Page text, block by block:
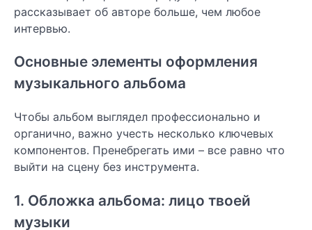
рассказывает об авторе больше, чем любое
интервью.
Основные элементы оформления
музыкального альбома
Чтобы альбом выглядел профессионально и
органично, важно учесть несколько ключевых
компонентов. Пренебрегать ими – все равно что
выйти на сцену без инструмента.
1. Обложка альбома: лицо твоей
музыки